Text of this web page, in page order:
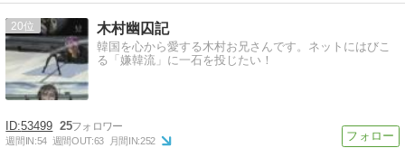
20 木村幽囚記
韓国を心から愛する木村お兄さんです。ネットにはびこ
る「嫌韓流」に一石を投じたい！
53499 25
週間IN:54 週間OUT:63 月間IN:252